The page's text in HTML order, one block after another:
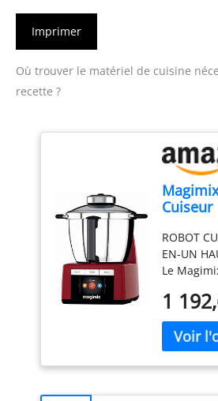
Imprimer
Où trouver le matériel de cuisine
recette ?
Cuiseur
Cook
Inox
W – 12
Rouge
ROBOT
EN-UN
Le
hacher,
vapeur
appareil
premium
1